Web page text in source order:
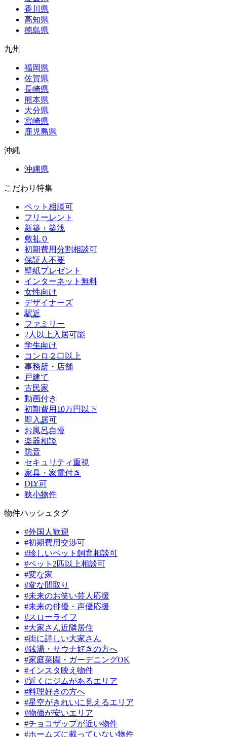
香川県
高知県
徳島県
九州
福岡県
佐賀県
長崎県
熊本県
大分県
宮崎県
鹿児島県
沖縄
沖縄県
こだわり特集
ペット相談可
フリーレント
新築・築浅
敷礼０
初期費用分割相談可
保証人不要
壁紙プレゼント
インターネット無料
女性向け
デザイナーズ
駅近
ファミリー
2人以上入居可能
学生向け
コンロ２口以上
事務所・店舗
戸建て
古民家
動画付き
初期費用10万円以下
即入居可
お風呂自慢
楽器相談
防音
セキュリティ重視
家具・家電付き
DIY可
狭小物件
物件ハッシュタグ
#外国人歓迎
#初期費用交渉可
#珍しいペット飼育相談可
#ペット2匹以上相談可
#変な家
#変な間取り
#未来のお笑い芸人応援
#未来の俳優・声優応援
#スローライフ
#大家さん近隣居住
#街に詳しい大家さん
#銭湯・サウナ好きの方へ
#家庭菜園・ガーデニングOK
#インスタ映え物件
#近くにジムがあるエリア
#料理好きの方へ
#星空がきれいに見えるエリア
#物価が安いエリア
#チョコザップが近い物件
#ホームズに載っていない物件